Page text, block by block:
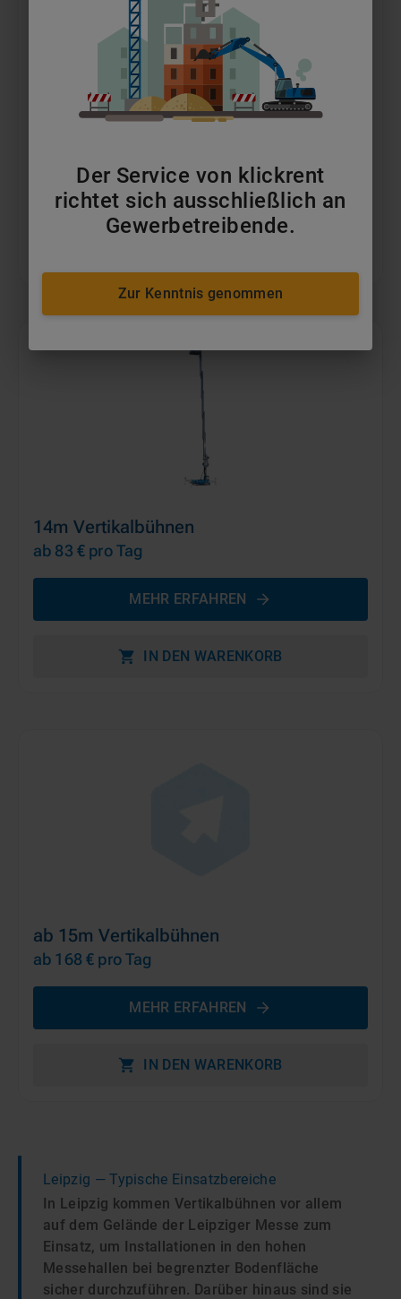
13m Vertikalbühnen
MEHR ERFAHREN
14m Vertikalbühnen
ab 83 € pro Tag
MEHR ERFAHREN
IN DEN WARENKORB
ab 15m Vertikalbühnen
ab 168 € pro Tag
MEHR ERFAHREN
IN DEN WARENKORB
Leipzig — Typische Einsatzbereiche
In Leipzig kommen Vertikalbühnen vor allem
auf dem Gelände der Leipziger Messe zum
Einsatz, um Installationen in den hohen
Messehallen bei begrenzter Bodenfläche
sicher durchzuführen. Darüber hinaus sind sie
Der Service von klickrent
richtet sich ausschließlich an
Gewerbetreibende.
Zur Kenntnis genommen